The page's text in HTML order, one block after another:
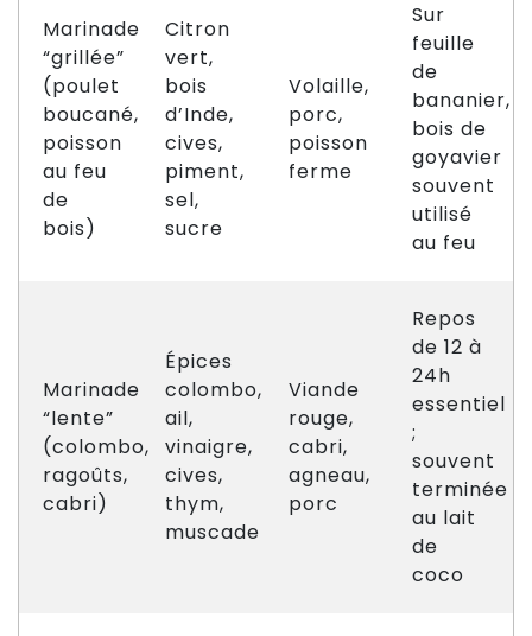
Marinade
“grillée”
(poulet
boucané,
poisson
au feu
de
bois)
Citron
vert,
bois
d’Inde,
cives,
piment,
sel,
sucre
Volaille,
porc,
poisson
ferme
Sur
feuille
de
bananier,
bois de
goyavier
souvent
utilisé
au feu
Marinade
“lente”
(colombo,
ragoûts,
cabri)
Épices
colombo,
ail,
vinaigre,
cives,
thym,
muscade
Viande
rouge,
cabri,
agneau,
porc
Repos
de 12 à
24h
essentiel
;
souvent
terminée
au lait
de
coco